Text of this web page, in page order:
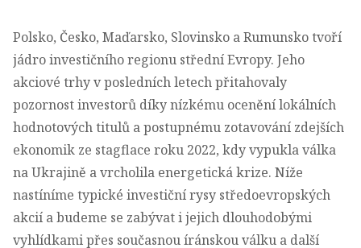
Polsko, Česko, Maďarsko, Slovinsko a Rumunsko tvoří
jádro investičního regionu střední Evropy. Jeho
akciové trhy v posledních letech přitahovaly
pozornost investorů díky nízkému ocenění lokálních
hodnotových titulů a postupnému zotavování zdejších
ekonomik ze stagflace roku 2022, kdy vypukla válka
na Ukrajině a vrcholila energetická krize. Níže
nastíníme typické investiční rysy středoevropských
akcií a budeme se zabývat i jejich dlouhodobými
vyhlídkami přes současnou íránskou válku a další